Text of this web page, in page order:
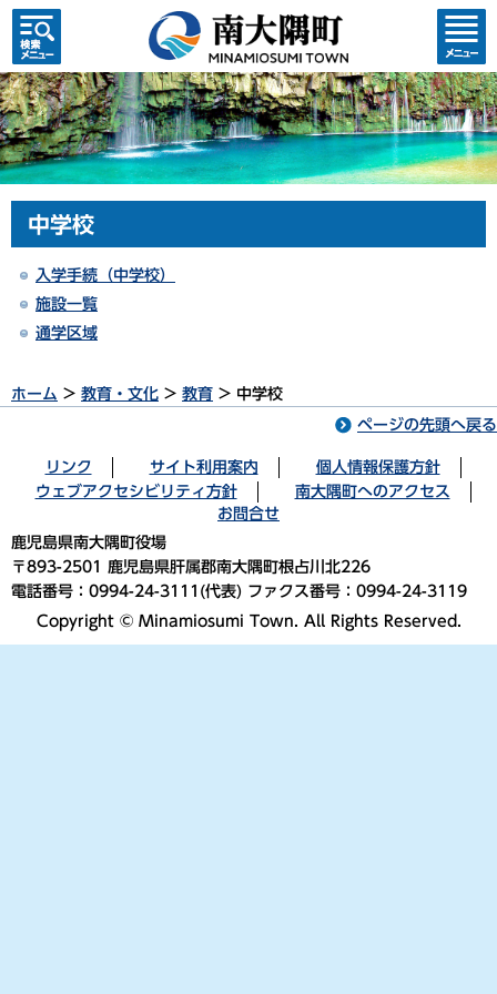
検索・
共通メ
ニュー
コンテ
ンツメ
ニュー
中学校
入学手続（中学校）
施設一覧
通学区域
ホーム > 教育・文化 > 教育 > 中学校
ページの先頭へ戻る
リンク サイト利用案内
個人情報保護方針
ウェブアクセシビリティ方針
南大隅町へのアクセス
お問合せ
鹿児島県南大隅町役場
〒893-2501 鹿児島県肝属郡南大隅町根占川北226
電話番号：0994-24-3111(代表) ファクス番号：0994-24-3119
Copyright © Minamiosumi Town. All Rights Reserved.